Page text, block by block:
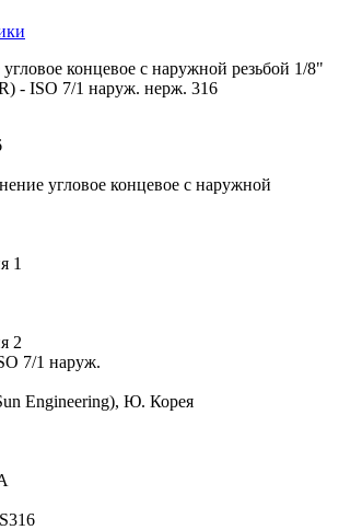
концевое с наружной резьбой 1/8"
- ISO 7/1 наруж. нерж. 316
угловое концевое с наружной
1
2
7/1 наруж.
Engineering), Ю. Корея